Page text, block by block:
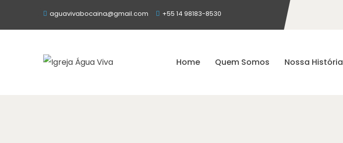
aguavivabocaina@gmail.com +55 14 98183-8530
Home Quem Somos Nossa História